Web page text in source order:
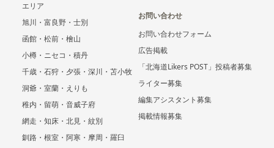
エリア
旭川・富良野・士別
函館・松前・檜山
小樽・ニセコ・積丹
千歳・石狩・夕張・深川・苫小牧
洞爺・室蘭・えりも
稚内・留萌・音威子府
網走・知床・北見・紋別
釧路・根室・阿寒・摩周・羅臼
お問い合わせ
お問い合わせフォーム
広告掲載
「北海道Likers POST」投稿者募集
ライター募集
編集アシスタント募集
掲載情報募集